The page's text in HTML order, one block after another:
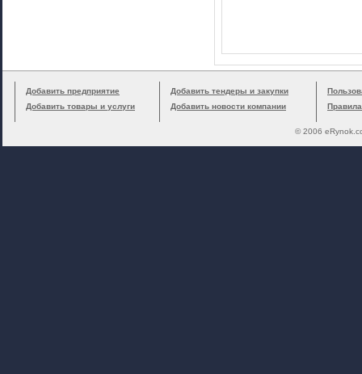
Добавить предприятие
Добавить товары и услуги
Добавить тендеры и закупки
Добавить новости компании
© 2006